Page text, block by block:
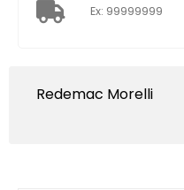
Redemac Morelli